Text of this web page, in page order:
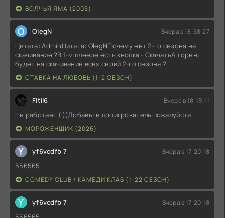
ВОЛЧЬЯ ЯМА (2005)
O OlegN Вчера в 18:58:27
Цитата: AdminЦитата: OlegNПочему нет 2-го сезона на
скачивание ?В 1-м плеере есть кнопка - СкачатьА торент
будет на скачивание всех серий 2-го сезона ?
СТАВКА НА ЛЮБОВЬ (1-2 СЕЗОН)
Fitil6 Вчера в 18:19:11
Не работает (((Добавьте проигрователь пожалуйста
МОРОЖЕНЩИК (2026)
Y yf6vcdfb 7 Вчера в 17:20:18
556565
COMEDY CLUB / КАМЕДИ КЛАБ (1-22 СЕЗОН)
Y yf6vcdfb 7 Вчера в 17:20:18